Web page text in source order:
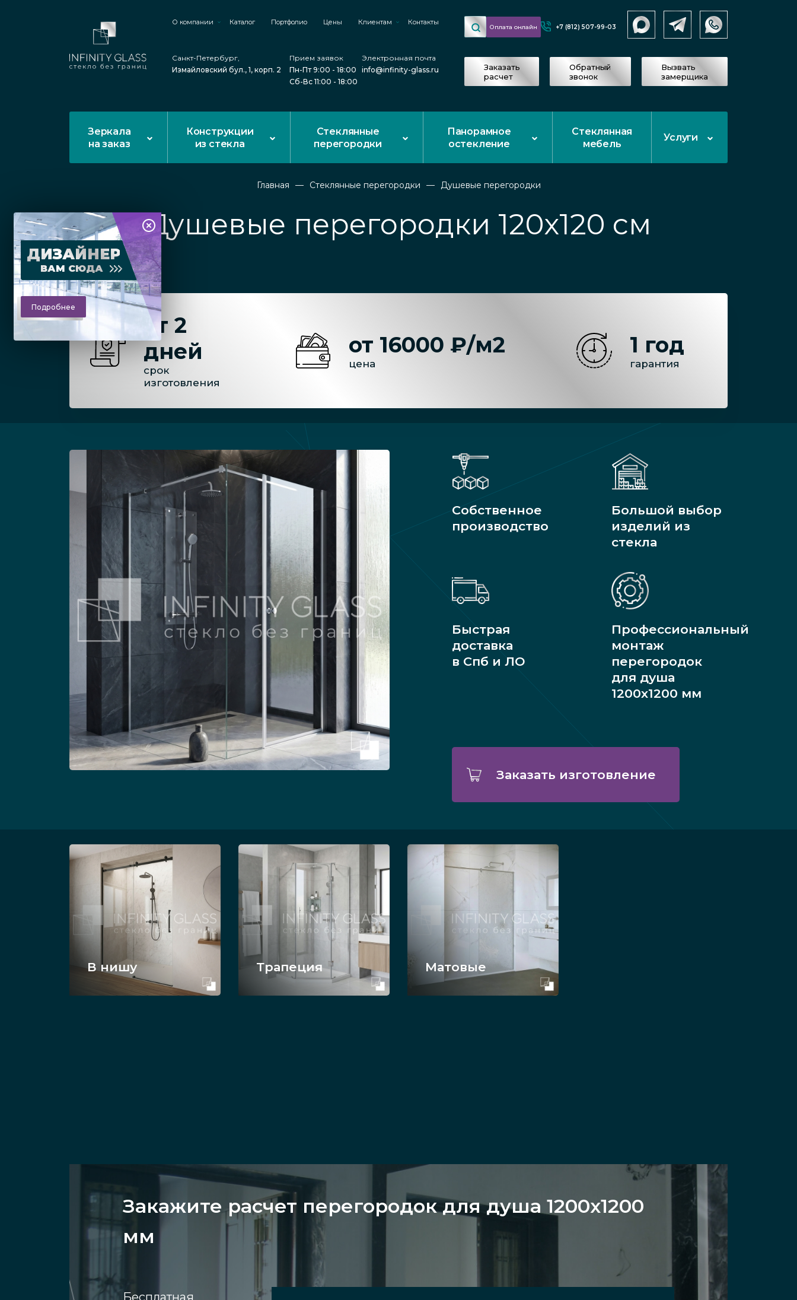
О компании Каталог Портфолио Цены Клиентам Контакты
Санкт-Петербург,
Измайловский бул., 1, корп. 2
Прием заявок
Пн-Пт 9:00 - 18:00
Сб-Вс 11:00 - 18:00
Электронная почта
info@infinity-glass.ru
Оплата онлайн +7 (812) 507-99-03
Заказать
расчет
Обратный
звонок
Вызвать
замерщика
Зеркала
на заказ
Конструкции
из стекла
Стеклянные
перегородки
Панорамное
остекление
Стеклянная
мебель
Услуги
Главная Стеклянные перегородки Душевые перегородки
Душевые перегородки 120x120 см
ДИЗАЙНЕР
ВАМ СЮДА
Подробнее
от 2
дней
срок
изготовления
от 16000 ₽/м2
цена
1 год
гарантия
Собственное
производство
Большой выбор
изделий из
стекла
Быстрая
доставка
в Спб и ЛО
Профессиональный
монтаж
перегородок
для душа
1200х1200 мм
Заказать изготовление
В нишу Трапеция Матовые
Закажите расчет перегородок для душа 1200х1200
мм